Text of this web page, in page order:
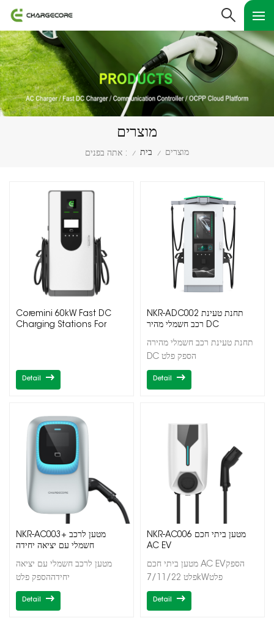
מוצרים
אתה בפנים : / בית / מוצרים
Coremini 60kW Fast DC
Charging Stations For
Detail
NKR-ADC002 תחנת טעינת
רכב חשמלי מהיר DC
תחנת טעינת רכב חשמלי מהירה
DC הספק פלט
60/120/150/180 קילוואט
Detail
NKR-AC003+ מטען לרכב
חשמלי עם יציאה יחידה
מטען לרכב חשמלי עם יציאה
יחידההספק פלט
7/11/22kWפלט
Detail
NKR-AC006 מטען ביתי חכם
AC EV
מטען ביתי חכם AC EVהספק
פלט 7/11/22kWפלט
בודדסוג1/סוג2OCPP1.6J/בקרת
Detail